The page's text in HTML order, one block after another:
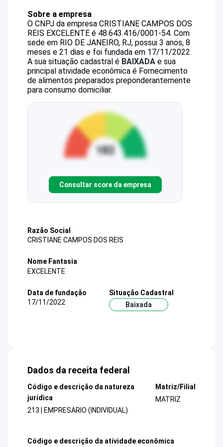
Sobre a empresa
O CNPJ da empresa CRISTIANE CAMPOS DOS
REIS EXCELENTE é 48.643.416/0001-54. Com
sede em RIO DE JANEIRO, RJ, possui 3 anos, 8
meses e 21 dias e foi fundada em 17/11/2022.
A sua situação cadastral é BAIXADA e sua
principal atividade econômica é Fornecimento
de alimentos preparados preponderantemente
para consumo domiciliar.
Consultar score da empresa
Razão Social
CRISTIANE CAMPOS DOS REIS
Nome Fantasia
EXCELENTE
Data de fundação
17/11/2022
Situação Cadastral
Baixada
Dados da receita federal
Código e descrição da natureza
jurídica
213 | EMPRESARIO (INDIVIDUAL)
Matriz/Filial
MATRIZ
Código e descrição da atividade econômica